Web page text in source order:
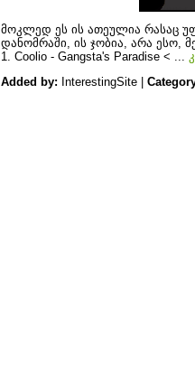
მოკლედ ეს ის ათეულია რასაც
დანომრაში, ის ჯობია, არა ესო,
1. Coolio - Gangsta's Paradise <
Added by: InterestingSite |